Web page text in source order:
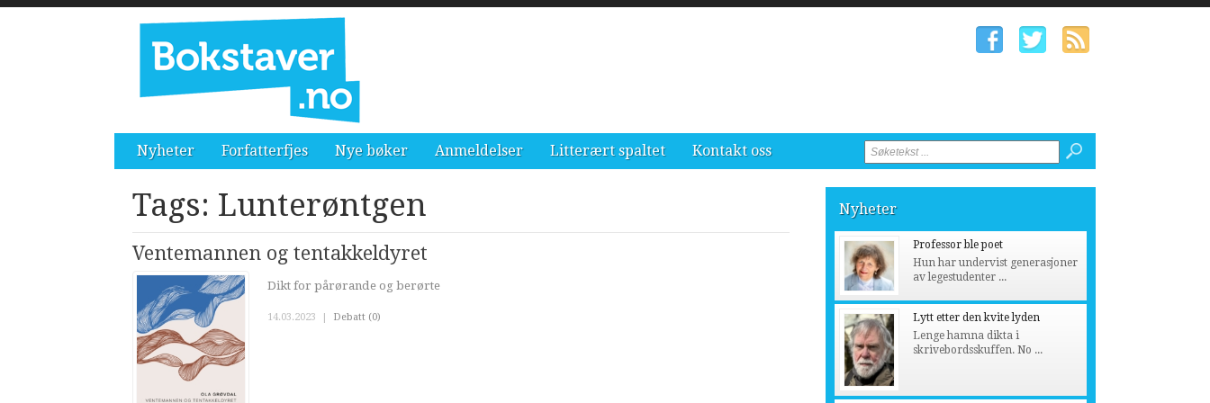
Nyheter Forfatterfjes Nye bøker Anmeldelser Litterært spaltet Kontakt oss
Tags: Lunterøntgen
Ventemannen og tentakkeldyret
Dikt for pårørande og berørte
14.03.2023 | Debatt (0)
Nyheter
Professor ble poet
Hun har undervist generasjoner
av legestudenter ...
Lytt etter den kvite lyden
Lenge hamna dikta i
skrivebordsskuffen. No ...